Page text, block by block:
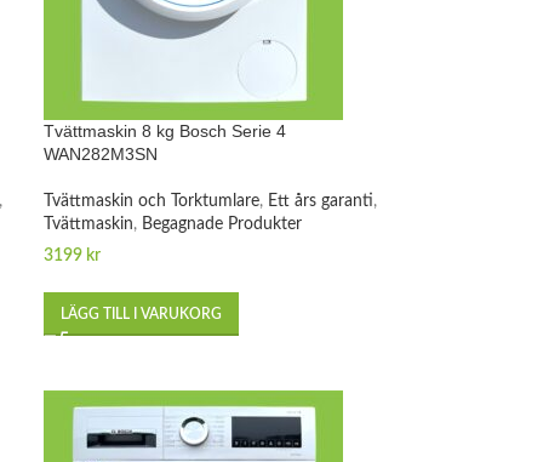
,
Tvättmaskin 8 kg Bosch Serie 4
WAN282M3SN
Tvättmaskin och Torktumlare, Ett års garanti,
Tvättmaskin, Begagnade Produkter
3199 kr
LÄGG TILL I VARUKORG